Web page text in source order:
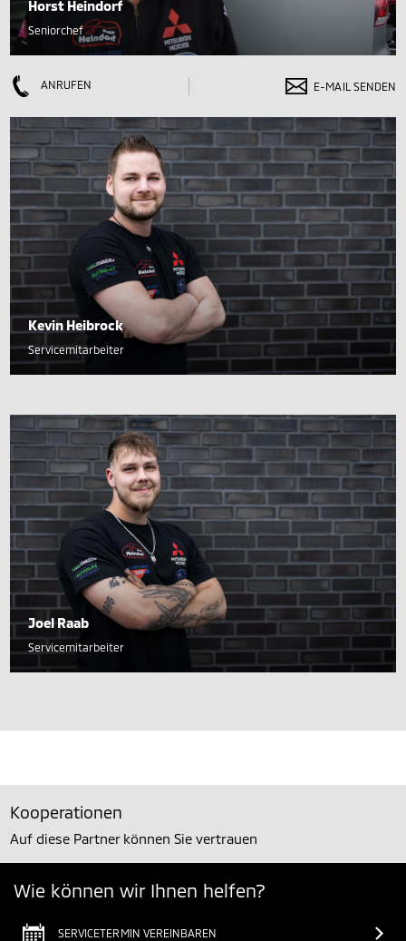
Horst Heindorf
Seniorchef
ANRUFEN E-MAIL SENDEN
Kevin Heibrock
Servicemitarbeiter
Joel Raab
Servicemitarbeiter
Kooperationen
Auf diese Partner können Sie vertrauen
Wie können wir Ihnen helfen?
SERVICETERMIN VEREINBAREN